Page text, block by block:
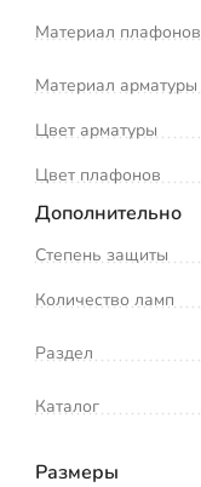
Материал плафонов
Материал арматуры
Цвет арматуры
Цвет плафонов
Дополнительно
Степень защиты
Количество ламп
Раздел
Каталог
Размеры